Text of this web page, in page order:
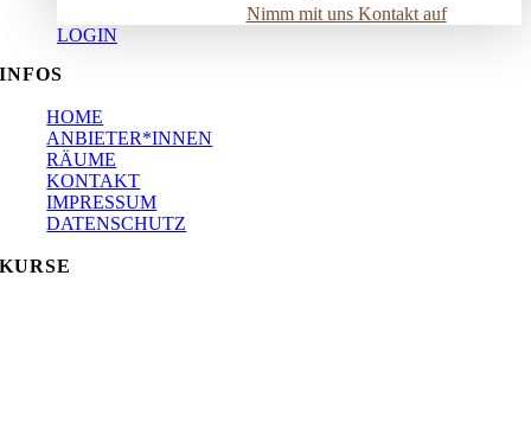
Nimm mit uns Kontakt auf
LOGIN
INFOS
HOME
ANBIETER*INNEN
RÄUME
KONTAKT
IMPRESSUM
DATENSCHUTZ
KURSE